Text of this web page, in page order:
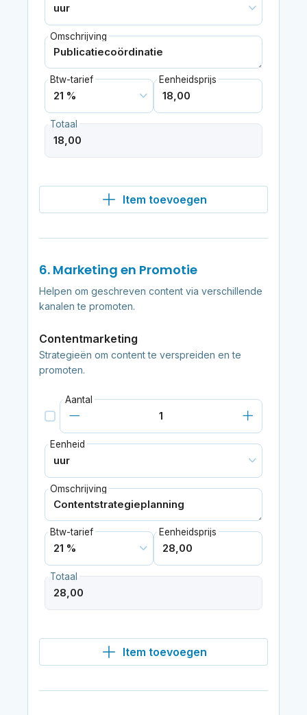
Omschrijving
Btw-tarief Eenheidsprijs
Totaal
Item toevoegen
6. Marketing en Promotie
Helpen om geschreven content via verschillende
kanalen te promoten.
Contentmarketing
Strategieën om content te verspreiden en te
promoten.
Aantal
Eenheid
Omschrijving
Btw-tarief Eenheidsprijs
Totaal
Item toevoegen